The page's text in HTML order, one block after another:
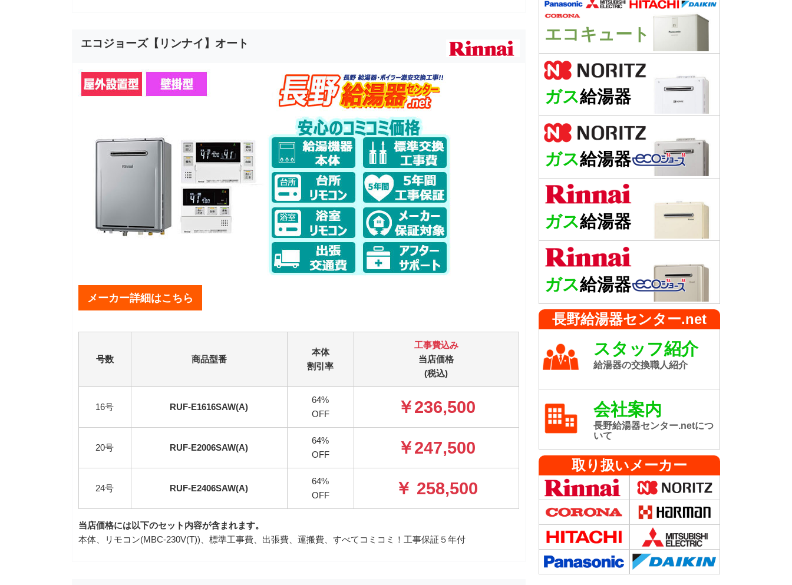
エコジョーズ【リンナイ】オート
メーカー詳細はこちら
号数 商品型番
本体
割引率
工事費込み
当店価格
(税込)
16号 RUF-E1616SAW(A)
64%
OFF
￥236,500
20号 RUF-E2006SAW(A)
64%
OFF
￥247,500
24号 RUF-E2406SAW(A)
64%
OFF
￥ 258,500
当店価格には以下のセット内容が含まれます。
本体、リモコン(MBC-230V(T))、標準工事費、出張費、運搬費、すべてコミコミ！工事保証５年付
エコキュート
ガス給湯器
ガス給湯器
ガス給湯器
ガス給湯器
長野給湯器センター.net
スタッフ紹介
給湯器の交換職人紹介
会社案内
長野給湯器センター.netにつ
いて
取り扱いメーカー